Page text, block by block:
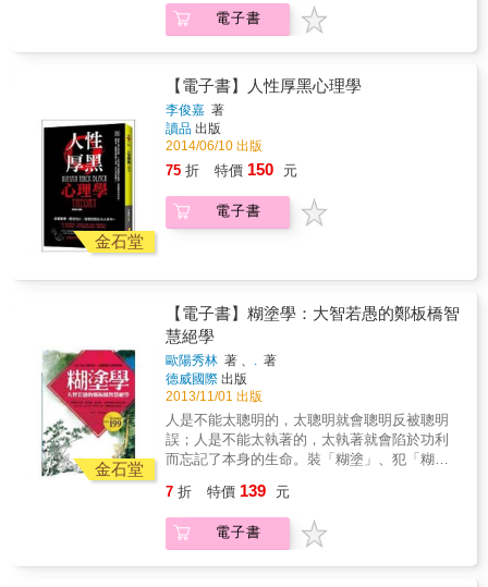
到：「以能問於不能，以多問於寡，有若無，
實若虛。」故意給別人一個表現的機會；明明
什麼都不懂的樣子。&
更多的智慧與韜略，這是現代人要成功所必需
的。 & 厚黑學，並不是挖空心思對付自己身邊
當你遇到厚黑的人你可以有辦法去應對。這才
是行走於社會必備的人生智慧。
電子書
金石堂
【電子書】人性厚黑心理學
李俊嘉 著
讀品 出版
2014/06/10 出版
75 折 特價 150 元
電子書
金石堂
【電子書】糊塗學：大智若愚的鄭板橋智
慧絕學
歐陽秀林 著 、 . 著
德威國際 出版
2013/11/01 出版
人是不能太聰明的，太聰明就會聰明反被聰明
誤；人是不能太執著的，太執著就會陷於功利
而忘記了本身的生命。裝「糊塗」、犯「糊
「聰明」人，有「忍讓」的胸懷，有「瘋傻」
的清醒，是「大智慧」與「大容忍」的結合
體，是笑傲人生的大哲人。 糊塗學獨闢蹊徑，
7 折 特價 139 元
電子書